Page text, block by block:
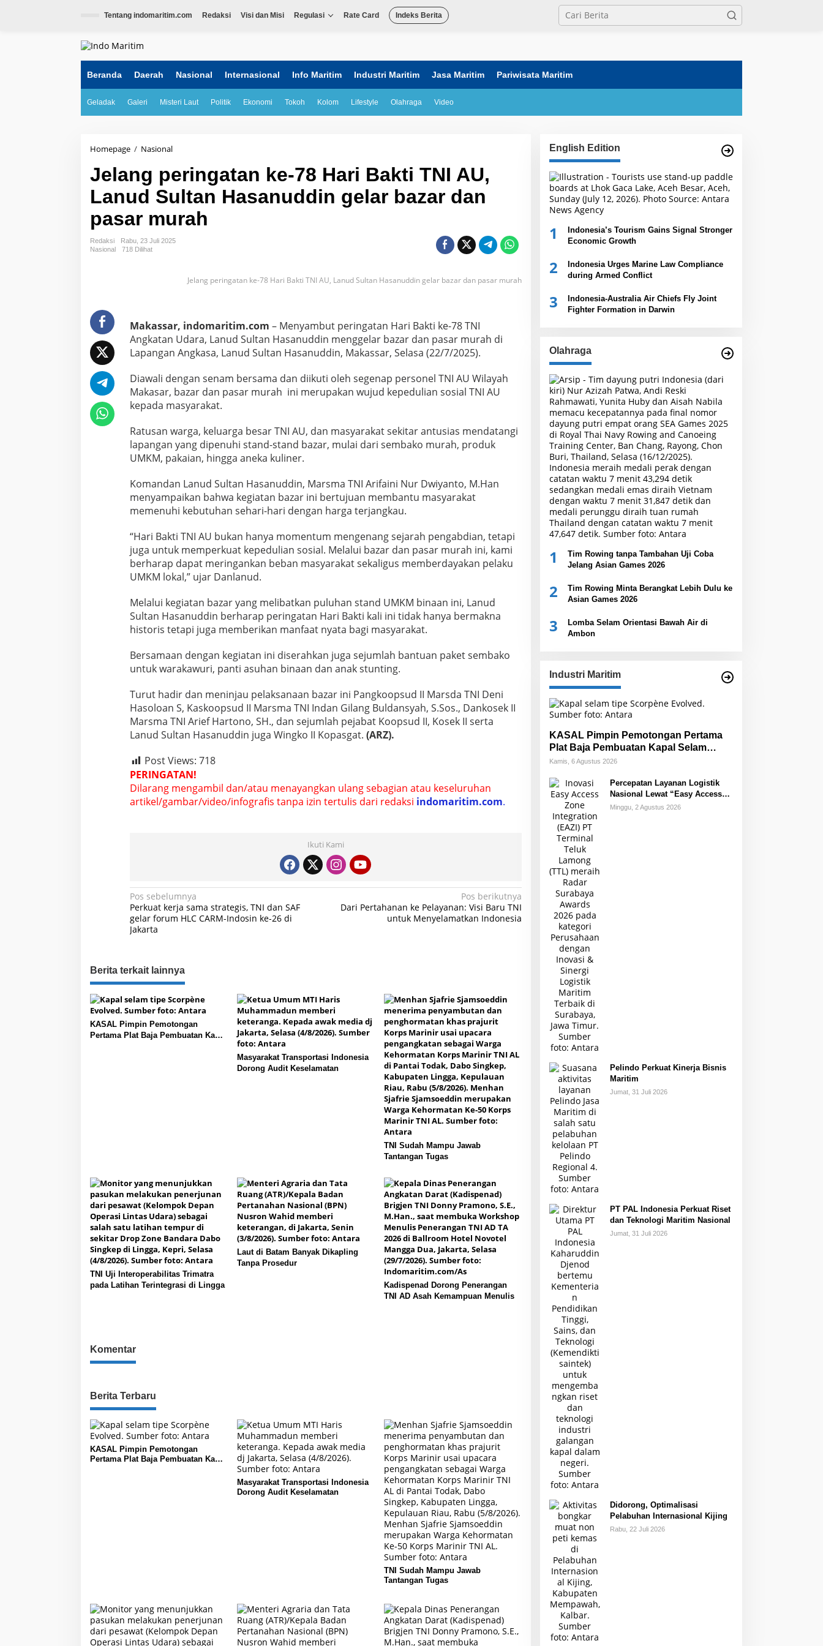
Tentang indomaritim.com Redaksi Visi dan Misi Regulasi Rate Card Indeks Berita
Beranda Daerah Nasional Internasional Info Maritim Industri Maritim Jasa Maritim Pariwisata Maritim
Geladak Galeri Misteri Laut Politik Ekonomi Tokoh Kolom Lifestyle Olahraga Video
Homepage / Nasional
l
a
n
g
p
e
r
k
e
7
H
a
r
a
k
t
T
N
I
A
,
L
a
n
u
S
u
l
t
n
H
s
a
n
u
d
i
n
g
e
l
d
a
n
p
m
u
r
a
h
Jelang peringatan ke-78 Hari Bakti TNI AU,
Lanud Sultan Hasanuddin gelar bazar dan
pasar murah
Redaksi
Rabu, 23 Juli 2025
Nasional
718 Dilihat
Jelang peringatan ke-78 Hari Bakti TNI AU, Lanud Sultan Hasanuddin gelar bazar dan pasar murah
Makassar, indomaritim.com – Menyambut peringatan Hari Bakti ke-78 TNI
Angkatan Udara, Lanud Sultan Hasanuddin menggelar bazar dan pasar murah di
Lapangan Angkasa, Lanud Sultan Hasanuddin, Makassar, Selasa (22/7/2025).
Diawali dengan senam bersama dan diikuti oleh segenap personel TNI AU Wilayah
Makasar, bazar dan pasar murah ini merupakan wujud kepedulian sosial TNI AU
kepada masyarakat.
Ratusan warga, keluarga besar TNI AU, dan masyarakat sekitar antusias mendatangi
lapangan yang dipenuhi stand-stand bazar, mulai dari sembako murah, produk
UMKM, pakaian, hingga aneka kuliner.
Komandan Lanud Sultan Hasanuddin, Marsma TNI Arifaini Nur Dwiyanto, M.Han
menyampaikan bahwa kegiatan bazar ini bertujuan membantu masyarakat
memenuhi kebutuhan sehari-hari dengan harga terjangkau.
“Hari Bakti TNI AU bukan hanya momentum mengenang sejarah pengabdian, tetapi
juga untuk memperkuat kepedulian sosial. Melalui bazar dan pasar murah ini, kami
berharap dapat meringankan beban masyarakat sekaligus memberdayakan pelaku
UMKM lokal,” ujar Danlanud.
Melalui kegiatan bazar yang melibatkan puluhan stand UMKM binaan ini, Lanud
Sultan Hasanuddin berharap peringatan Hari Bakti kali ini tidak hanya bermakna
historis tetapi juga memberikan manfaat nyata bagi masyarakat.
Bersamaan dengan kegiatan ini diserahkan juga sejumlah bantuan paket sembako
untuk warakawuri, panti asuhan binaan dan anak stunting.
Turut hadir dan meninjau pelaksanaan bazar ini Pangkoopsud II Marsda TNI Deni
Hasoloan S, Kaskoopsud II Marsma TNI Indan Gilang Buldansyah, S.Sos., Dankosek II
Marsma TNI Arief Hartono, SH., dan sejumlah pejabat Koopsud II, Kosek II serta
Lanud Sultan Hasanuddin juga Wingko II Kopasgat. (ARZ).
Post Views: 718
PERINGATAN!
Dilarang mengambil dan/atau menayangkan ulang sebagian atau keseluruhan
artikel/gambar/video/infografis tanpa izin tertulis dari redaksi indomaritim.com.
Ikuti Kami
N
a
v
g
a
s
i
p
Pos sebelumnya
Perkuat kerja sama strategis, TNI dan SAF
gelar forum HLC CARM-Indosin ke-26 di
Jakarta
Pos berikutnya
Dari Pertahanan ke Pelayanan: Visi Baru TNI
untuk Menyelamatkan Indonesia
Berita terkait lainnya
KASAL Pimpin Pemotongan
Pertama Plat Baja Pembuatan Kapal
Masyarakat Transportasi Indonesia
Dorong Audit Keselamatan
TNI Sudah Mampu Jawab
Tantangan Tugas
TNI Uji Interoperabilitas Trimatra
pada Latihan Terintegrasi di Lingga
Laut di Batam Banyak Dikapling
Tanpa Prosedur
Kadispenad Dorong Penerangan
TNI AD Asah Kemampuan Menulis
Komentar
Berita Terbaru
KASAL Pimpin Pemotongan
Pertama Plat Baja Pembuatan Kapal
Masyarakat Transportasi Indonesia
Dorong Audit Keselamatan
TNI Sudah Mampu Jawab
Tantangan Tugas
English Edition
1
Indonesia’s Tourism Gains Signal Stronger
Economic Growth
2
Indonesia Urges Marine Law Compliance
during Armed Conflict
3
Indonesia-Australia Air Chiefs Fly Joint
Fighter Formation in Darwin
Olahraga
1
Tim Rowing tanpa Tambahan Uji Coba
Jelang Asian Games 2026
2
Tim Rowing Minta Berangkat Lebih Dulu ke
Asian Games 2026
3
Lomba Selam Orientasi Bawah Air di
Ambon
Industri Maritim
KASAL Pimpin Pemotongan Pertama
Plat Baja Pembuatan Kapal Selam
Scorpene
Kamis, 6 Agustus 2026
Percepatan Layanan Logistik
Nasional Lewat “Easy Access
Zone Integration”
Minggu, 2 Agustus 2026
Pelindo Perkuat Kinerja Bisnis
Maritim
Jumat, 31 Juli 2026
PT PAL Indonesia Perkuat Riset
dan Teknologi Maritim Nasional
Jumat, 31 Juli 2026
Didorong, Optimalisasi
Pelabuhan Internasional Kijing
Rabu, 22 Juli 2026